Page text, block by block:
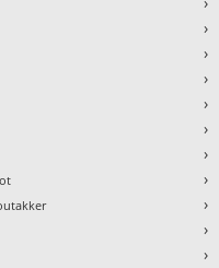
›
›
›
›
›
›
›
›
›
›